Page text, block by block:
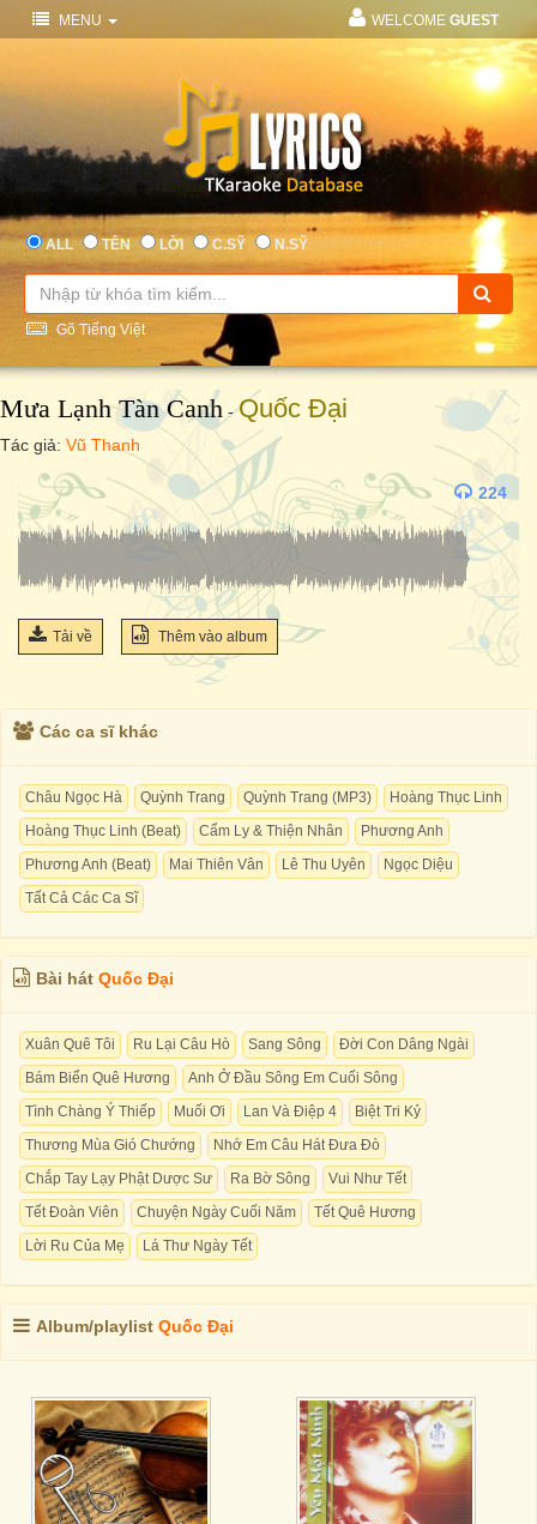
MENU WELCOME GUEST
ALL TÊN LỜI C.SỸ N.SỸ
Gõ Tiếng Việt
Mưa Lạnh Tàn Canh -Quốc Đại
Tác giả: Vũ Thanh
224
Tải về Thêm vào album
Các ca sĩ khác
Châu Ngọc Hà Quỳnh Trang Quỳnh Trang (MP3)
Hoàng Thục Linh
Hoàng Thục Linh (Beat)
Cẩm Ly & Thiện Nhân
Phương Anh
Phương Anh (Beat)
Mai Thiên Vân Lê Thu Uyên
Ngọc Diệu
Tất Cả Các Ca Sĩ
Bài hát Quốc Đại
Xuân Quê Tôi Ru Lại Câu Hò Sang Sông
Đời Con Dâng Ngài
Bám Biển Quê Hương
Anh Ở Đầu Sông Em Cuối Sông
Tình Chàng Ý Thiếp
Muối Ơi Lan Và Điệp 4
Biệt Tri Kỷ
Thương Mùa Gió Chướng
Nhớ Em Câu Hát Đưa Đò
Chắp Tay Lạy Phật Dược Sư
Ra Bờ Sông
Vui Như Tết
Tết Đoàn Viên
Chuyện Ngày Cuối Năm
Tết Quê Hương
Lời Ru Của Mẹ
Lá Thư Ngày Tết
Album/playlist Quốc Đại